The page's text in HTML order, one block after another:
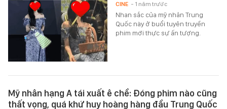
Nhan sắc của mỹ nhân Trung
Quốc này ở buổi tuyên truyền
phim mới thực sự ấn tượng.
CINE - 1 năm trước
Mỹ nhân hạng A tái xuất ê chề: Đóng phim nào cũng
thất vọng, quá khứ huy hoàng hàng đầu Trung Quốc